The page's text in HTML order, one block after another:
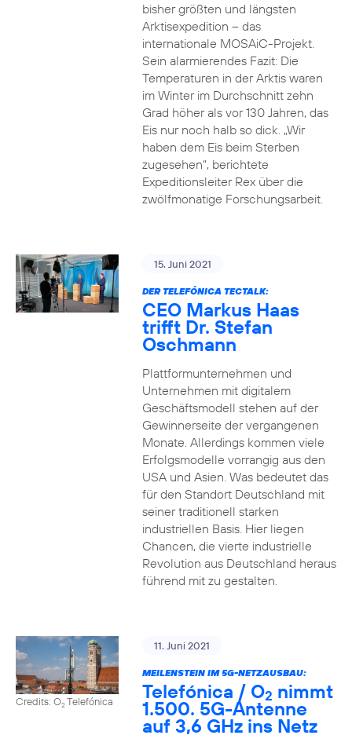
bisher größten und längsten
Arktisexpedition – das
internationale MOSAiC-Projekt.
Sein alarmierendes Fazit: Die
Temperaturen in der Arktis waren
im Winter im Durchschnitt zehn
Grad höher als vor 130 Jahren, das
Eis nur noch halb so dick. „Wir
haben dem Eis beim Sterben
zugesehen“, berichtete
Expeditionsleiter Rex über die
zwölfmonatige Forschungsarbeit.
15. Juni 2021
DER TELEFÓNICA TECTALK:
CEO Markus Haas
trifft Dr. Stefan
Oschmann
Plattformunternehmen und
Unternehmen mit digitalem
Geschäftsmodell stehen auf der
Gewinnerseite der vergangenen
Monate. Allerdings kommen viele
Erfolgsmodelle vorrangig aus den
USA und Asien. Was bedeutet das
für den Standort Deutschland mit
seiner traditionell starken
industriellen Basis. Hier liegen
Chancen, die vierte industrielle
Revolution aus Deutschland heraus
führend mit zu gestalten.
Credits: O2Telefónica
11. Juni 2021
MEILENSTEIN IM 5G-NETZAUSBAU:
Telefónica / O2 nimmt
1.500. 5G-Antenne
auf 3,6 GHz ins Netz